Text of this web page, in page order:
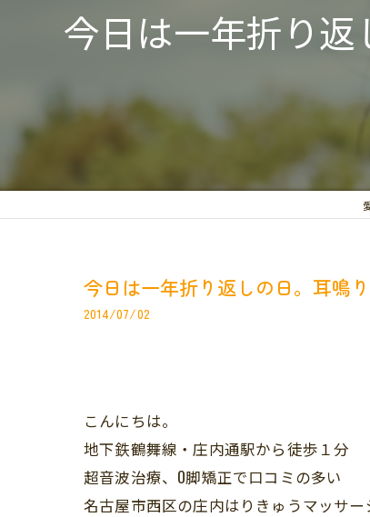
今日は一年折り
今日は一年折り返しの日。耳鳴
2014/07/02
こんにちは。
地下鉄鶴舞線・庄内通駅から徒歩１分
超音波治療、O脚矯正で口コミの多い
名古屋市西区の庄内はりきゅうマッサー